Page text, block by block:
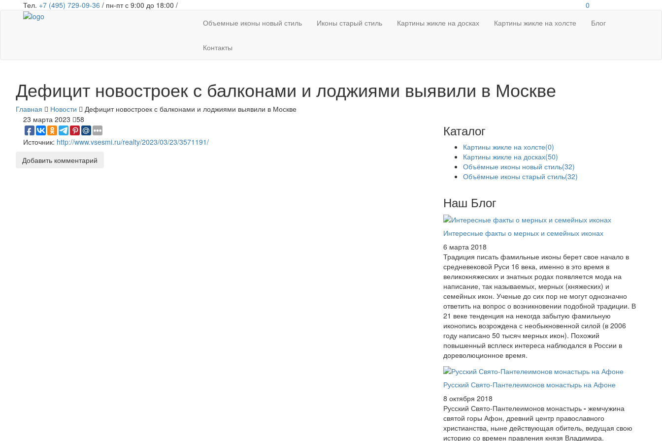
Тел. +7 (495) 729-09-36 / пн-пт с 9:00 до 18:00 /
0
Объемные иконы новый стиль
Иконы старый стиль Картины жикле на досках Картины жикле на холсте Блог
Контакты
Дефицит новостроек с балконами и лоджиями выявили в Москве
Главная Новости
Дефицит новостроек с балконами и лоджиями выявили в Москве
23 марта 2023
58
Источник: http://www.vsesmi.ru/realty/2023/03/23/3571191/
Добавить комментарий
Каталог
Картины жикле на холсте(0)
Картины жикле на досках(50)
Объёмные иконы новый стиль(32)
Объёмные иконы старый стиль(32)
Наш Блог
Интересные факты о мерных и семейных иконах
6 марта 2018
Традиция писать фамильные иконы берет свое начало в
средневековой Руси 16 века, именно в это время в
великокняжеских и знатных родах появляется мода на
написание, так называемых, мерных (княжеских) и
семейных икон. Ученые до сих пор не могут однозначно
ответить на вопрос о возникновении подобной традиции. В
21 веке тенденция на некогда забытую фамильную
иконопись возрождена с необыкновенной силой (в 2006
году написано 50 тысяч мерных икон). Похожий
повышенный всплеск интереса наблюдался в России в
дореволюционное время.
Русский Свято-Пантелеимонов монастырь на Афоне
8 октября 2018
Русский Свято-Пантелеимонов монастырь -жемчужина
святой горы Афон, древний центр православного
христианства, ныне действующая обитель, ведущая свою
историю со времен правления князя Владимира.